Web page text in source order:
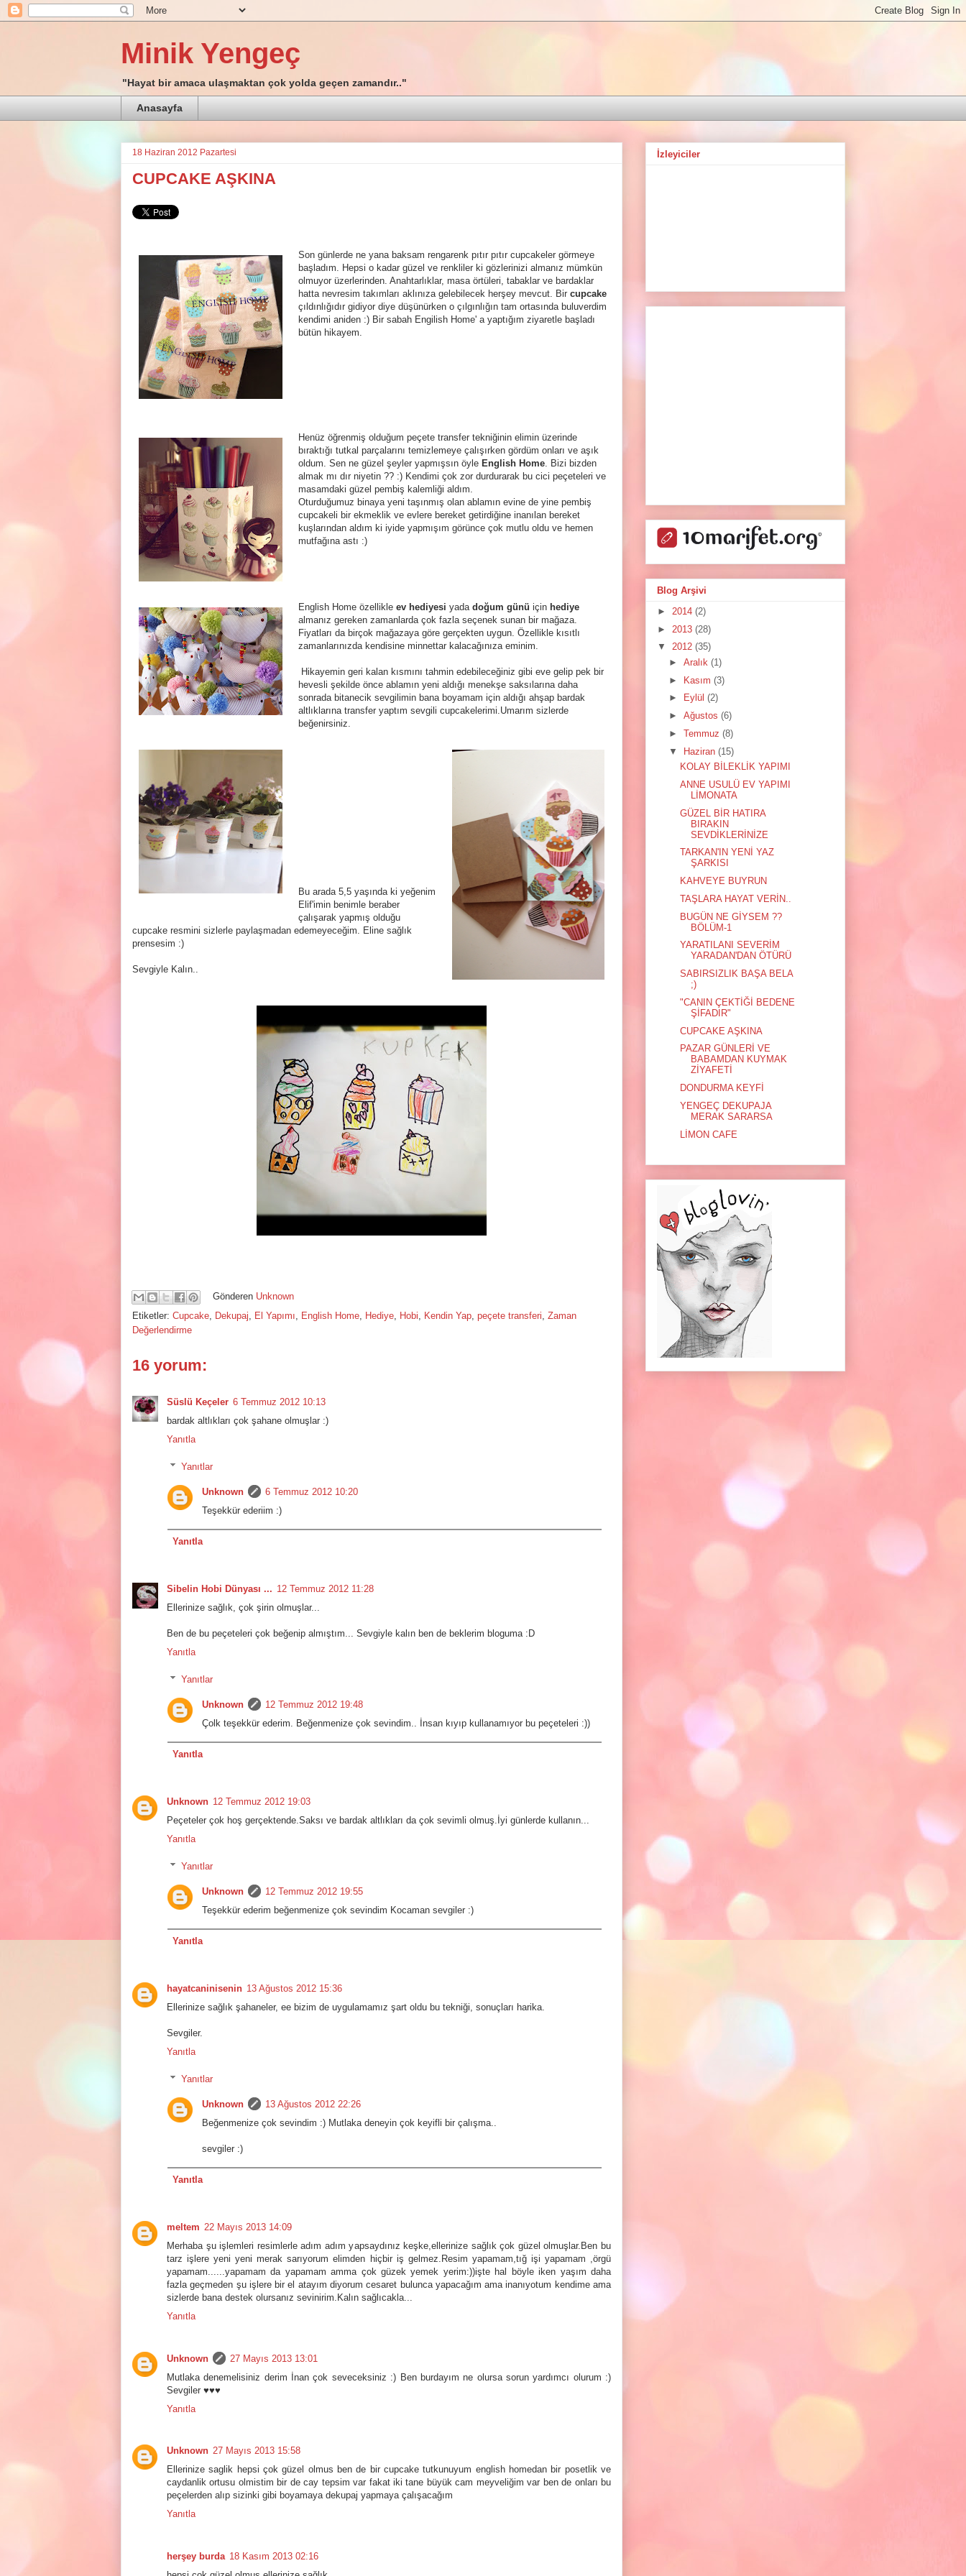
Minik Yengeç
"Hayat bir amaca ulaşmaktan çok yolda geçen zamandır.."
Anasayfa
18 Haziran 2012 Pazartesi
CUPCAKE AŞKINA
Son günlerde ne yana baksam rengarenk pıtır pıtır cupcakeler görmeye
başladım. Hepsi o kadar güzel ve renkliler ki gözlerinizi almanız mümkün
olmuyor üzerlerinden. Anahtarlıklar, masa örtüleri, tabaklar ve bardaklar
hatta nevresim takımları aklınıza gelebilecek herşey mevcut. Bir cupcake
çıldınlığıdır gidiyor diye düşünürken o çılgınlığın tam ortasında buluverdim
kendimi aniden :) Bir sabah Engilish Home' a yaptığım ziyaretle başladı
bütün hikayem.
Henüz öğrenmiş olduğum peçete transfer tekniğinin elimin üzerinde
bıraktığı tutkal parçalarını temizlemeye çalışırken gördüm onları ve aşık
oldum. Sen ne güzel şeyler yapmışsın öyle English Home . Bizi bizden
almak mı dır niyetin ?? :) Kendimi çok zor durdurarak bu cici peçeteleri ve
masamdaki güzel pembiş kalemliği aldım.
Oturduğumuz binaya yeni taşınmış olan ablamın evine de yine pembiş
cupcakeli bir ekmeklik ve evlere bereket getirdiğine inanılan bereket
kuşlarından aldım ki iyide yapmışım görünce çok mutlu oldu ve hemen
mutfağına astı :)
English Home özellikle ev hediyesi yada doğum günü için hediye
almanız gereken zamanlarda çok fazla seçenek sunan bir mağaza.
Fiyatları da birçok mağazaya göre gerçekten uygun. Özellikle kısıtlı
zamanlarınızda kendisine minnettar kalacağınıza eminim.
Hikayemin geri kalan kısmını tahmin edebileceğiniz gibi eve gelip pek bir
hevesli şekilde önce ablamın yeni aldığı menekşe saksılarına daha
sonrada bitanecik sevgilimin bana boyamam için aldığı ahşap bardak
altlıklarına transfer yaptım sevgili cupcakelerimi.Umarım sizlerde
beğenirsiniz.
Bu arada 5,5 yaşında ki yeğenim
Elif'imin benimle beraber
çalışarak yapmış olduğu
cupcake resmini sizlerle paylaşmadan edemeyeceğim. Eline sağlık
prensesim :)
Sevgiyle Kalın..
Gönderen Unknown
Etiketler: Cupcake Dekupaj El Yapımı English Home Hediye Hobi Kendin Yap peçete transferi Zaman
Değerlendirme
16 yorum:
Süslü Keçeler 6 Temmuz 2012 10:13
bardak altlıkları çok şahane olmuşlar :)
Yanıtla
Yanıtlar
Unknown
6 Temmuz 2012 10:20
Teşekkür ederiim :)
Yanıtla
Sibelin Hobi Dünyası ... 12 Temmuz 2012 11:28
Ellerinize sağlık, çok şirin olmuşlar...
Ben de bu peçeteleri çok beğenip almıştım... Sevgiyle kalın ben de beklerim bloguma :D
Yanıtla
Yanıtlar
Unknown
12 Temmuz 2012 19:48
Çolk teşekkür ederim. Beğenmenize çok sevindim.. İnsan kıyıp kullanamıyor bu peçeteleri :))
Yanıtla
Unknown 12 Temmuz 2012 19:03
Peçeteler çok hoş gerçektende.Saksı ve bardak altlıkları da çok sevimli olmuş.İyi günlerde kullanın...
Yanıtla
Yanıtlar
Unknown
12 Temmuz 2012 19:55
Teşekkür ederim beğenmenize çok sevindim Kocaman sevgiler :)
Yanıtla
hayatcaninisenin 13 Ağustos 2012 15:36
Ellerinize sağlık şahaneler, ee bizim de uygulamamız şart oldu bu tekniği, sonuçları harika.
Sevgiler.
Yanıtla
Yanıtlar
Unknown
13 Ağustos 2012 22:26
Beğenmenize çok sevindim :) Mutlaka deneyin çok keyifli bir çalışma..
sevgiler :)
Yanıtla
meltem 22 Mayıs 2013 14:09
Merhaba şu işlemleri resimlerle adım adım yapsaydınız keşke,ellerinize sağlık çok güzel olmuşlar.Ben bu
tarz işlere yeni yeni merak sarıyorum elimden hiçbir iş gelmez.Resim yapamam,tığ işi yapamam ,örgü
yapamam......yapamam da yapamam amma çok güzek yemek yerim:))işte hal böyle iken yaşım daha
fazla geçmeden şu işlere bir el atayım diyorum cesaret bulunca yapacağım ama inanıyotum kendime ama
sizlerde bana destek olursanız sevinirim.Kalın sağlıcakla...
Yanıtla
Unknown
27 Mayıs 2013 13:01
Mutlaka denemelisiniz derim İnan çok seveceksiniz :) Ben burdayım ne olursa sorun yardımcı olurum :)
Sevgiler ♥♥♥
Yanıtla
Unknown 27 Mayıs 2013 15:58
Ellerinize saglik hepsi çok güzel olmus ben de bir cupcake tutkunuyum english homedan bir posetlik ve
caydanlik ortusu olmistim bir de cay tepsim var fakat iki tane büyük cam meyveliğim var ben de onları bu
peçelerden alıp sizinki gibi boyamaya dekupaj yapmaya çalışacağım
Yanıtla
herşey burda 18 Kasım 2013 02:16
İzleyiciler
Blog Arşivi
► 2014 (2)
► 2013 (28)
▼ 2012 (35)
► Aralık (1)
► Kasım (3)
►
Eylül (2)
► Ağustos (6)
► Temmuz (8)
▼ Haziran (15)
KOLAY BİLEKLİK YAPIMI
ANNE USULÜ EV YAPIMI
LİMONATA
GÜZEL BİR HATIRA
BIRAKIN
SEVDİKLERİNİZE
TARKAN'IN YENİ YAZ
ŞARKISI
KAHVEYE BUYRUN
TAŞLARA HAYAT VERİN..
BUGÜN NE GİYSEM ??
BÖLÜM-1
YARATILANI SEVERİM
YARADAN'DAN ÖTÜRÜ
SABIRSIZLIK BAŞA BELA
;)
"CANIN ÇEKTİĞİ BEDENE
ŞİFADIR"
CUPCAKE AŞKINA
PAZAR GÜNLERİ VE
BABAMDAN KUYMAK
ZİYAFETİ
DONDURMA KEYFİ
YENGEÇ DEKUPAJA
MERAK SARARSA
LİMON CAFE